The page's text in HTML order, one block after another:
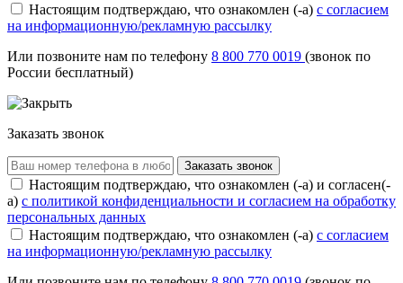
Настоящим подтверждаю, что ознакомлен (-а) с согласием
на информационную/рекламную рассылку
Или позвоните нам по телефону 8 800 770 0019 (звонок по
России бесплатный)
Заказать звонок
Заказать звонок
Настоящим подтверждаю, что ознакомлен (-а) и согласен(-
а) с политикой конфиденциальности и согласием на обработку
персональных данных
Настоящим подтверждаю, что ознакомлен (-а) с согласием
на информационную/рекламную рассылку